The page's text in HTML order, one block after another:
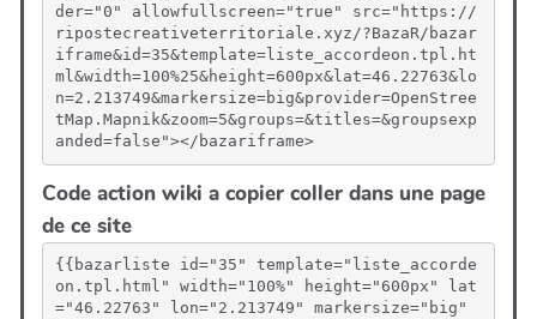
der="0" allowfullscreen="true" src="https://
ripostecreativeterritoriale.xyz/?BazaR/bazar
iframe&id=35&template=liste_accordeon.tpl.ht
ml&width=100%25&height=600px&lat=46.22763&lo
n=2.213749&markersize=big&provider=OpenStree
tMap.Mapnik&zoom=5&groups=&titles=&groupsexp
anded=false"></bazariframe>
Code action wiki a copier coller dans une page
de ce site
{{bazarliste id="35" template="liste_accorde
on.tpl.html" width="100%" height="600px" lat
="46.22763" lon="2.213749" markersize="big"